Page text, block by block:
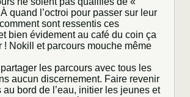
quand l’octroi pour passer sur leur
sont ressentis ces
bien évidement au café du coin ça
! Nokill et parcours mouche même
les parcours avec tous les
aucun discernement. Faire revenir
au bord de l’eau, initier les jeunes et